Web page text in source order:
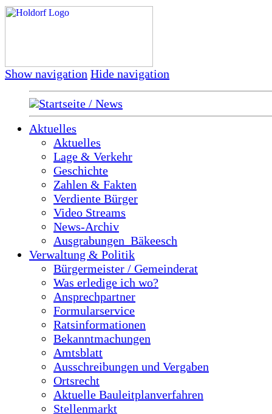
Show navigation Hide navigation
Startseite / News
Aktuelles
Aktuelles
Lage & Verkehr
Geschichte
Zahlen & Fakten
Verdiente Bürger
Video Streams
News-Archiv
Ausgrabungen_Bäkeesch
Verwaltung & Politik
Bürgermeister / Gemeinderat
Was erledige ich wo?
Ansprechpartner
Formularservice
Ratsinformationen
Bekanntmachungen
Amtsblatt
Ausschreibungen und Vergaben
Ortsrecht
Aktuelle Bauleitplanverfahren
Stellenmarkt